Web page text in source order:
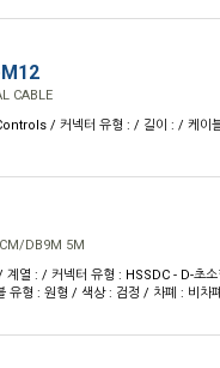
CABLE
/ 커넥터 유형 : / 길이 : / 케이
DB9M 5M
열 : / 커넥터 유형 : HSSDC - D-초
유형 : 원형 / 색상 : 검정 / 차폐 : 비차